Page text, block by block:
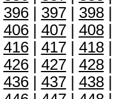
396| 397| 398|
406| 407| 408|
416| 417| 418|
426| 427| 428|
436| 437| 438|